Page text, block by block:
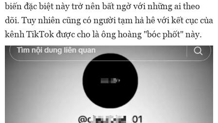
biến đặc biệt này trở nên bất ngờ với những ai theo
dõi. Tuy nhiên cũng có người tạm hả hê với kết cục của
kênh TikTok được cho là ông hoàng "bóc phốt" này.